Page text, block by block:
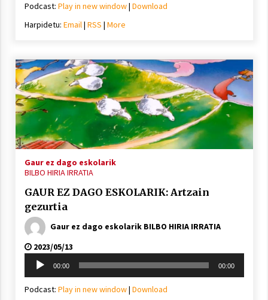
Podcast: Play in new window| Download
Harpidetu: Email| RSS | More
Gaur ez dago eskolarik
BILBO HIRIA IRRATIA
GAUR EZ DAGO ESKOLARIK: Artzain
gezurtia
Gaur ez dago eskolarik BILBO HIRIA IRRATIA
2023/05/13
Soinu
erreproduzigailua
00:00 00:00
Podcast: Play in new window| Download